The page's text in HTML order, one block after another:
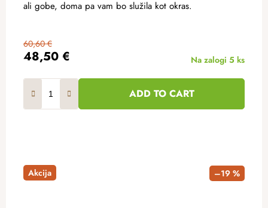
48,50 €
60,60 €
Na zalogi 5 ks
ADD TO CART
ali gobe, doma pa vam bo služila kot okras.
Akcija –19 %